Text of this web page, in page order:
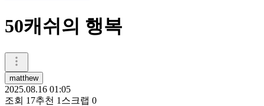
50캐쉬의 행복
matthew
2025.08.16 01:05
조회 17추천 1 스크랩 0